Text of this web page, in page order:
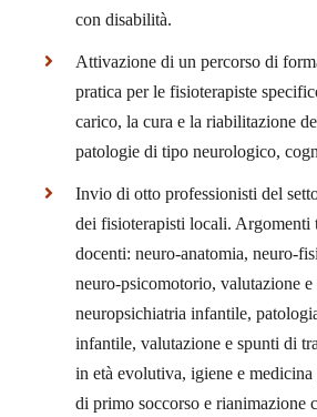
con disabilità.
Attivazione di un percorso di
pratica per le fisioterapiste
carico, la cura e la riabilitazione
patologie di tipo neurologico,
Invio di otto professionisti del
dei fisioterapisti locali. Argomenti
docenti: neuro-anatomia, neuro-
neuro-psicomotorio, valutazione
neuropsichiatria infantile,
infantile, valutazione e spunti di
in età evolutiva, igiene e
di primo soccorso e rianimazione